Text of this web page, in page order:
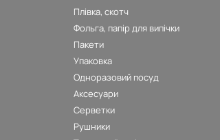
Плівка, скотч
Фольга, папір для випічки
Пакети
Упаковка
Одноразовий посуд
Аксесуари
Серветки
Рушники